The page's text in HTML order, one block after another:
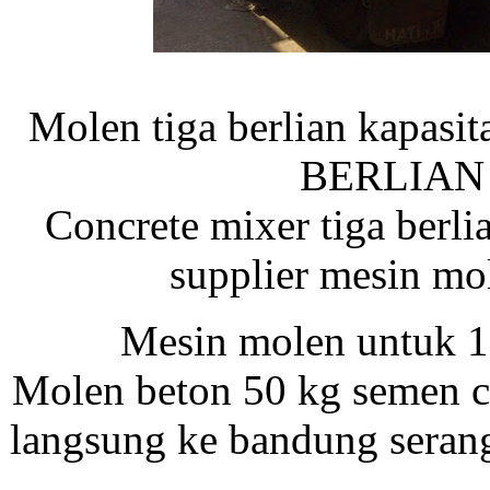
Jual Molen
TANADA TRB 80
DLX Tamping
Rammer
Molen tiga berlian
BERLIAN
Concrete mixer tiga
supplier mesin
Mesin molen untuk
Molen beton 50 kg semen
langsung ke bandung